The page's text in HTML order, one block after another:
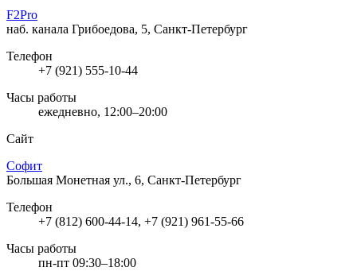
F2Pro
наб. канала Грибоедова, 5, Санкт-Петербург
Телефон
+7 (921) 555-10-44
Часы работы
ежедневно, 12:00–20:00
Сайт
Софит
Большая Монетная ул., 6, Санкт-Петербург
Телефон
+7 (812) 600-44-14, +7 (921) 961-55-66
Часы работы
пн-пт 09:30–18:00